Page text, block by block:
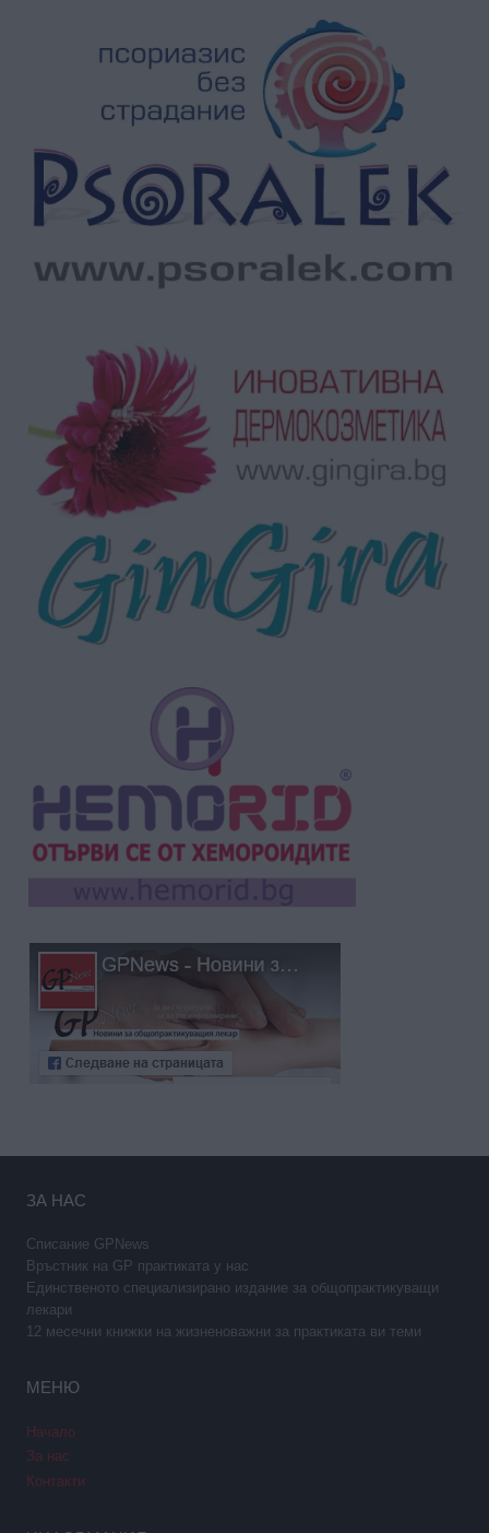
ЗА НАС
Списание GPNews
Връстник на GP практиката у нас
Единственото специализирано издание за общопрактикуващи
лекари
12 месечни книжки на жизненоважни за практиката ви теми
МЕНЮ
Начало
За нас
Контакти